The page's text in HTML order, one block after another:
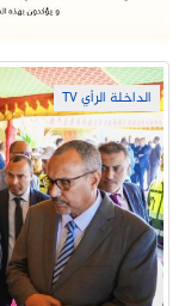
الداخلة الرأي TV